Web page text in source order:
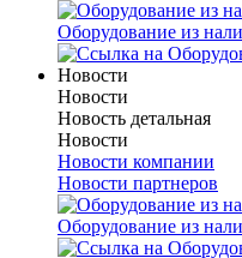
Оборудование из
Новости
Новости
Новость детальная
Новости
Новости компании
Новости партнеров
Оборудование из